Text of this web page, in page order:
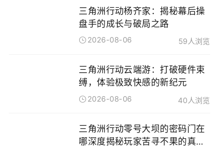
三角洲行动杨齐家：揭秘幕后操
盘手的成长与破局之路
2026-08-06 59人浏览
三角洲行动云端游：打破硬件束
缚，体验极致快感的新纪元
2026-08-06 40人浏览
三角洲行动零号大坝的密码门在
哪深度揭秘玩家苦寻不果的真实